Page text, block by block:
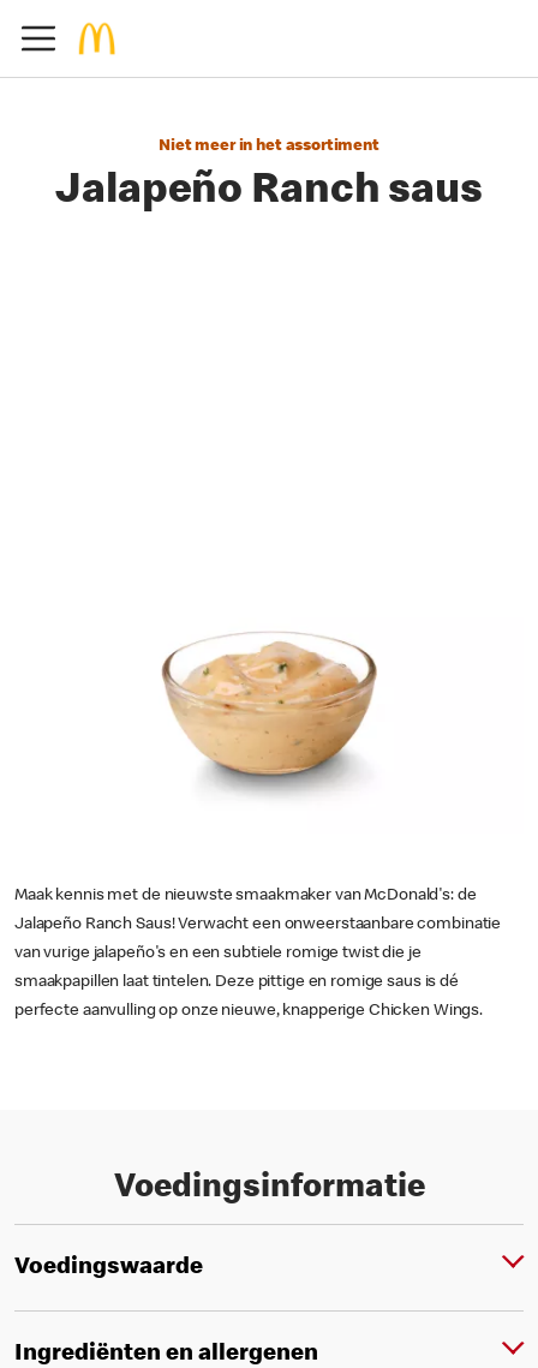
Niet meer in het assortiment
Jalapeño Ranch saus
Maak kennis met de nieuwste smaakmaker van McDonald's: de
Jalapeño Ranch Saus! Verwacht een onweerstaanbare combinatie
van vurige jalapeño's en een subtiele romige twist die je
smaakpapillen laat tintelen. Deze pittige en romige saus is dé
perfecte aanvulling op onze nieuwe, knapperige Chicken Wings.
Voedingsinformatie
Voedingswaarde
Ingrediënten en allergenen